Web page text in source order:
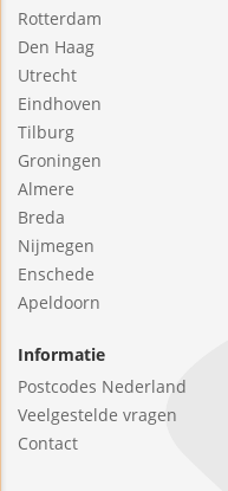
Rotterdam
Den Haag
Utrecht
Eindhoven
Tilburg
Groningen
Almere
Breda
Nijmegen
Enschede
Apeldoorn
Informatie
Postcodes Nederland
Veelgestelde vragen
Contact